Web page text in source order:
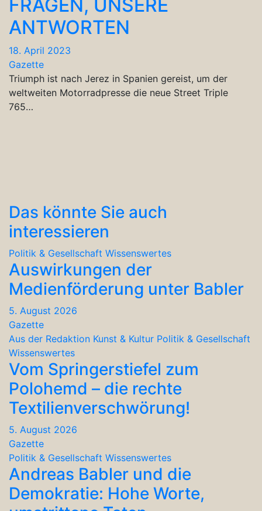
FRAGEN, UNSERE
ANTWORTEN
18. April 2023
Gazette
Triumph ist nach Jerez in Spanien gereist, um der
weltweiten Motorradpresse die neue Street Triple
765…
Das könnte Sie auch
interessieren
Politik & Gesellschaft Wissenswertes
Auswirkungen der
Medienförderung unter Babler
5. August 2026
Gazette
Aus der Redaktion Kunst & Kultur Politik & Gesellschaft
Wissenswertes
Vom Springerstiefel zum
Polohemd – die rechte
Textilienverschwörung!
5. August 2026
Gazette
Politik & Gesellschaft Wissenswertes
Andreas Babler und die
Demokratie: Hohe Worte,